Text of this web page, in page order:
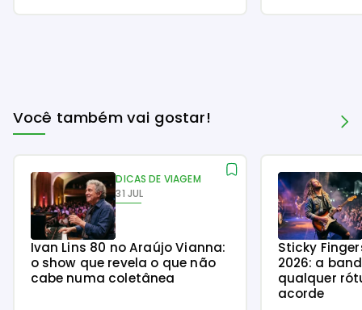
Você também vai gostar!
DICAS DE VIAGEM
31 JUL
Ivan Lins 80 no Araújo Vianna:
o show que revela o que não
cabe numa coletânea
Sticky
2026: a
qualquer
acorde